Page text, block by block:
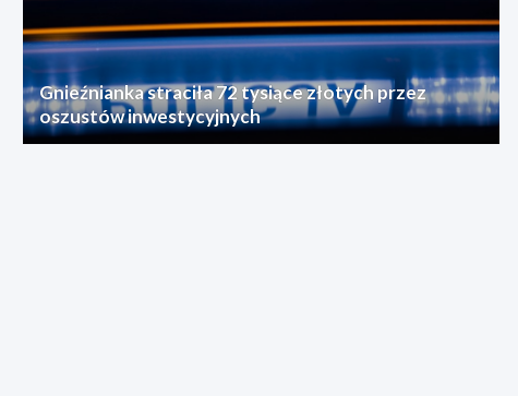
Gnieźnianka straciła 72 tysiące złotych przez
oszustów inwestycyjnych